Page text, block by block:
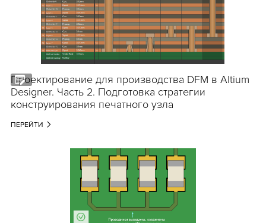
Проектирование для производства DFM в Altium
Designer. Часть 2. Подготовка стратегии
конструирования печатного узла
ПЕРЕЙТИ